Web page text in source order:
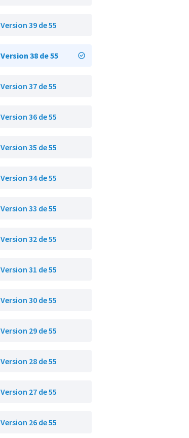
Version 39 de 55
Version 38 de 55
Version 37 de 55
Version 36 de 55
Version 35 de 55
Version 34 de 55
Version 33 de 55
Version 32 de 55
Version 31 de 55
Version 30 de 55
Version 29 de 55
Version 28 de 55
Version 27 de 55
Version 26 de 55